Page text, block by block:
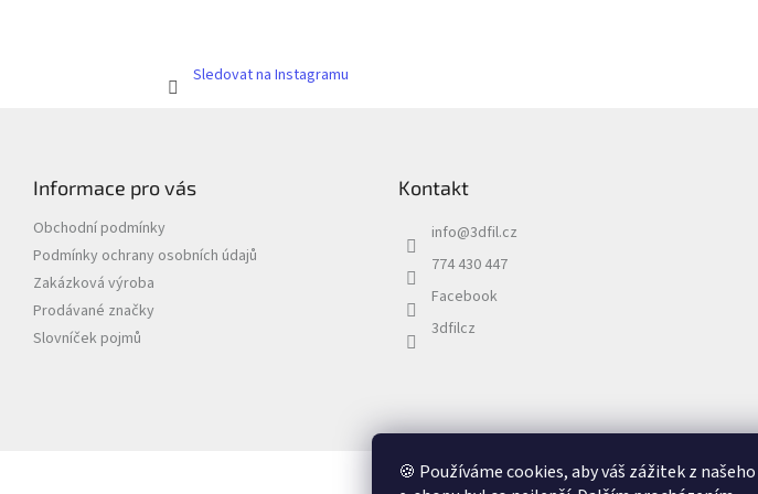
🍪 Používáme cookies, aby váš zážitek z našeho
Sledovat na Instagramu
Informace pro vás
Obchodní podmínky
Podmínky ochrany osobních údajů
Zakázková výroba
Prodávané značky
Slovníček pojmů
Kontakt
info@3dfil.cz
774 430 447
Facebook
3dfilcz